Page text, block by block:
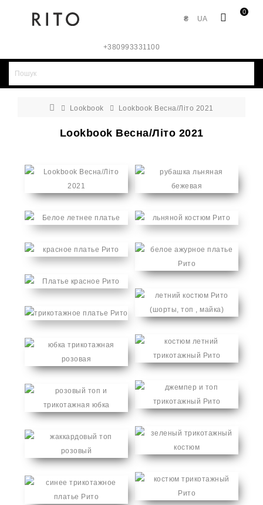
0
UA
₴
+380993331100
Lookbook Lookbook Весна/Літо 2021
Lookbook Весна/Літо 2021